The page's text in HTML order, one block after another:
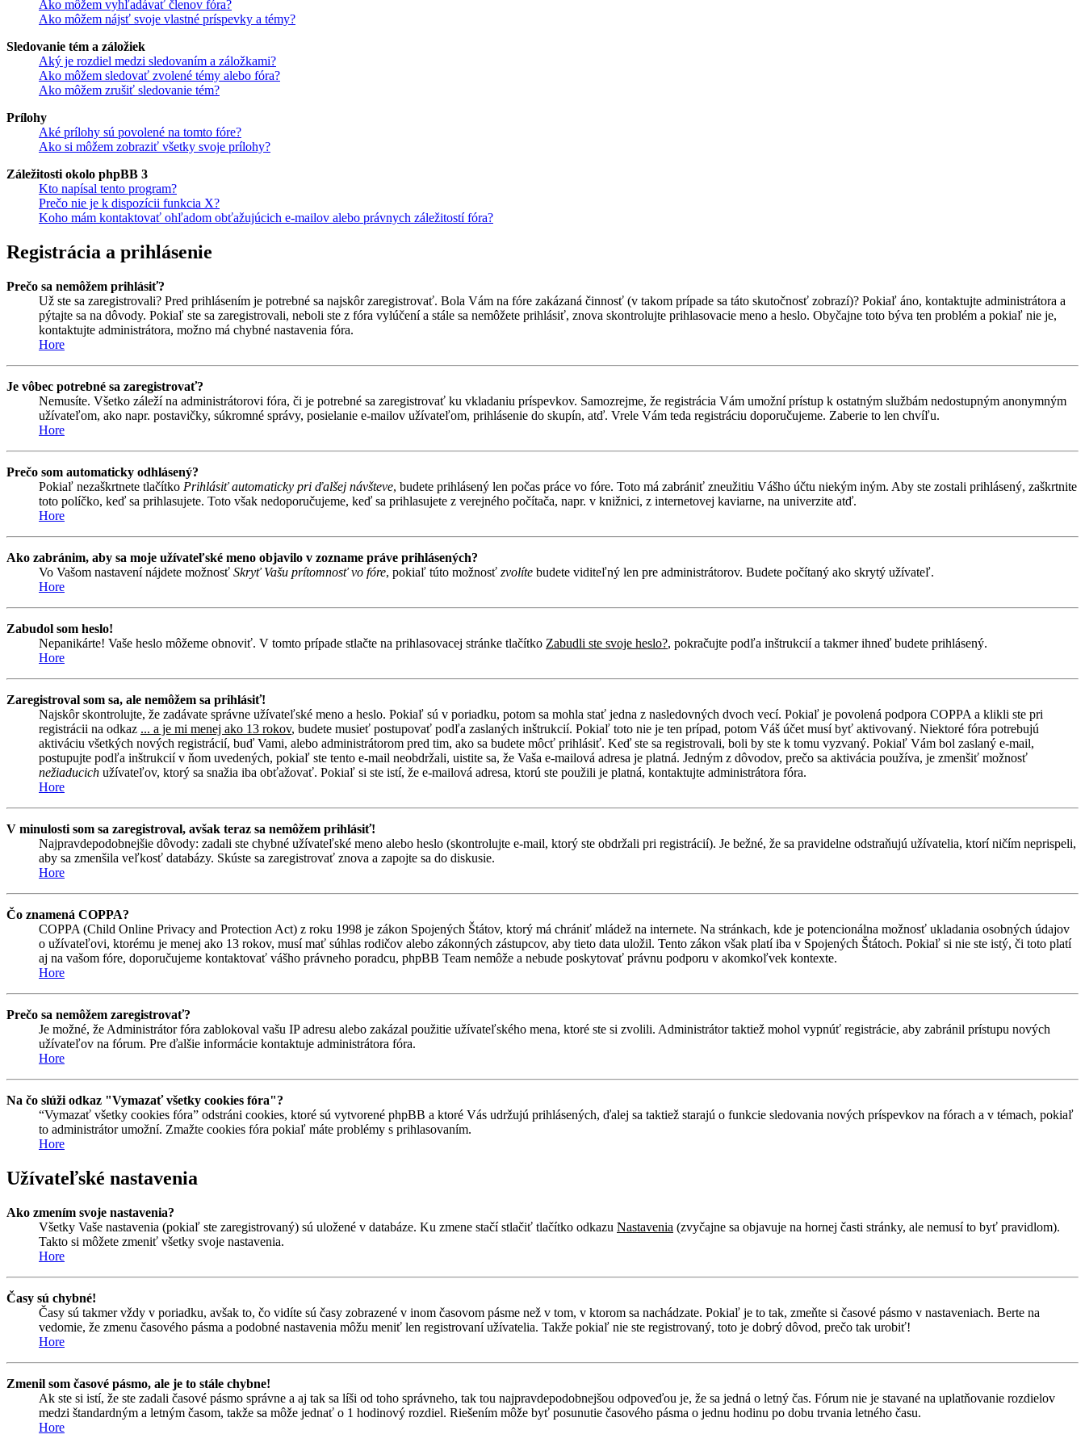
Ako môžem vyhľadávať členov fóra?
Ako môžem nájsť svoje vlastné príspevky a témy?
Sledovanie tém a záložiek
Aký je rozdiel medzi sledovaním a záložkami?
Ako môžem sledovať zvolené témy alebo fóra?
Ako môžem zrušiť sledovanie tém?
Prílohy
Aké prílohy sú povolené na tomto fóre?
Ako si môžem zobraziť všetky svoje prílohy?
Záležitosti okolo phpBB 3
Kto napísal tento program?
Prečo nie je k dispozícii funkcia X?
Koho mám kontaktovať ohľadom obťažujúcich e-mailov alebo právnych záležitostí fóra?
Registrácia a prihlásenie
Prečo sa nemôžem prihlásiť?
Už ste sa zaregistrovali? Pred prihlásením je potrebné sa najskôr zaregistrovať. Bola Vám na fóre zakázaná činnosť (v takom prípade sa táto skutočnosť zobrazí)? Pokiaľ áno, kontaktujte administrátora a
pýtajte sa na dôvody. Pokiaľ ste sa zaregistrovali, neboli ste z fóra vylúčení a stále sa nemôžete prihlásiť, znova skontrolujte prihlasovacie meno a heslo. Obyčajne toto býva ten problém a pokiaľ nie je,
kontaktujte administrátora, možno má chybné nastavenia fóra.
Hore
Je vôbec potrebné sa zaregistrovať?
Nemusíte. Všetko záleží na administrátorovi fóra, či je potrebné sa zaregistrovať ku vkladaniu príspevkov. Samozrejme, že registrácia Vám umožní prístup k ostatným službám nedostupným anonymným
užívateľom, ako napr. postavičky, súkromné správy, posielanie e-mailov užívateľom, prihlásenie do skupín, atď. Vrele Vám teda registráciu doporučujeme. Zaberie to len chvíľu.
Hore
Prečo som automaticky odhlásený?
Pokiaľ nezaškrtnete tlačítko Prihlásiť automaticky pri ďalšej návšteve, budete prihlásený len počas práce vo fóre. Toto má zabrániť zneužitiu Vášho účtu niekým iným. Aby ste zostali prihlásený, zaškrtnite
toto políčko, keď sa prihlasujete. Toto však nedoporučujeme, keď sa prihlasujete z verejného počítača, napr. v knižnici, z internetovej kaviarne, na univerzite atď.
Hore
Ako zabránim, aby sa moje užívateľské meno objavilo v zozname práve prihlásených?
Vo Vašom nastavení nájdete možnosť Skryť Vašu prítomnosť vo fóre, pokiaľ túto možnosť zvolíte budete viditeľný len pre administrátorov. Budete počítaný ako skrytý užívateľ.
Hore
Zabudol som heslo!
Nepanikárte! Vaše heslo môžeme obnoviť. V tomto prípade stlačte na prihlasovacej stránke tlačítko Zabudli ste svoje heslo?, pokračujte podľa inštrukcií a takmer ihneď budete prihlásený.
Hore
Zaregistroval som sa, ale nemôžem sa prihlásiť!
Najskôr skontrolujte, že zadávate správne užívateľské meno a heslo. Pokiaľ sú v poriadku, potom sa mohla stať jedna z nasledovných dvoch vecí. Pokiaľ je povolená podpora COPPA a klikli ste pri
registrácii na odkaz ... a je mi menej ako 13 rokov, budete musieť postupovať podľa zaslaných inštrukcií. Pokiaľ toto nie je ten prípad, potom Váš účet musí byť aktivovaný. Niektoré fóra potrebujú
aktiváciu všetkých nových registrácií, buď Vami, alebo administrátorom pred tim, ako sa budete môcť prihlásiť. Keď ste sa registrovali, boli by ste k tomu vyzvaný. Pokiaľ Vám bol zaslaný e-mail,
postupujte podľa inštrukcií v ňom uvedených, pokiaľ ste tento e-mail neobdržali, uistite sa, že Vaša e-mailová adresa je platná. Jedným z dôvodov, prečo sa aktivácia používa, je zmenšiť možnosť
nežiaducich užívateľov, ktorý sa snažia iba obťažovať. Pokiaľ si ste istí, že e-mailová adresa, ktorú ste použili je platná, kontaktujte administrátora fóra.
Hore
V minulosti som sa zaregistroval, avšak teraz sa nemôžem prihlásiť!
Najpravdepodobnejšie dôvody: zadali ste chybné užívateľské meno alebo heslo (skontrolujte e-mail, ktorý ste obdržali pri registrácií). Je bežné, že sa pravidelne odstraňujú užívatelia, ktorí ničím neprispeli,
aby sa zmenšila veľkosť databázy. Skúste sa zaregistrovať znova a zapojte sa do diskusie.
Hore
Čo znamená COPPA?
COPPA (Child Online Privacy and Protection Act) z roku 1998 je zákon Spojených Štátov, ktorý má chrániť mládež na internete. Na stránkach, kde je potencionálna možnosť ukladania osobných údajov
o užívateľovi, ktorému je menej ako 13 rokov, musí mať súhlas rodičov alebo zákonných zástupcov, aby tieto data uložil. Tento zákon však platí iba v Spojených Štátoch. Pokiaľ si nie ste istý, či toto platí
aj na vašom fóre, doporučujeme kontaktovať vášho právneho poradcu, phpBB Team nemôže a nebude poskytovať právnu podporu v akomkoľvek kontexte.
Hore
Prečo sa nemôžem zaregistrovať?
Je možné, že Administrátor fóra zablokoval vašu IP adresu alebo zakázal použitie užívateľského mena, ktoré ste si zvolili. Administrátor taktiež mohol vypnúť registrácie, aby zabránil prístupu nových
užívateľov na fórum. Pre ďalšie informácie kontaktuje administrátora fóra.
Hore
Na čo slúži odkaz "Vymazať všetky cookies fóra"?
“Vymazať všetky cookies fóra” odstráni cookies, ktoré sú vytvorené phpBB a ktoré Vás udržujú prihlásených, ďalej sa taktiež starajú o funkcie sledovania nových príspevkov na fórach a v témach, pokiaľ
to administrátor umožní. Zmažte cookies fóra pokiaľ máte problémy s prihlasovaním.
Hore
Užívateľské nastavenia
Ako zmením svoje nastavenia?
Všetky Vaše nastavenia (pokiaľ ste zaregistrovaný) sú uložené v databáze. Ku zmene stačí stlačiť tlačítko odkazu Nastavenia (zvyčajne sa objavuje na hornej časti stránky, ale nemusí to byť pravidlom).
Takto si môžete zmeniť všetky svoje nastavenia.
Hore
Časy sú chybné!
Časy sú takmer vždy v poriadku, avšak to, čo vidíte sú časy zobrazené v inom časovom pásme než v tom, v ktorom sa nachádzate. Pokiaľ je to tak, zmeňte si časové pásmo v nastaveniach. Berte na
vedomie, že zmenu časového pásma a podobné nastavenia môžu meniť len registrovaní užívatelia. Takže pokiaľ nie ste registrovaný, toto je dobrý dôvod, prečo tak urobiť!
Hore
Zmenil som časové pásmo, ale je to stále chybne!
Ak ste si istí, že ste zadali časové pásmo správne a aj tak sa líši od toho správneho, tak tou najpravdepodobnejšou odpoveďou je, že sa jedná o letný čas. Fórum nie je stavané na uplatňovanie rozdielov
medzi štandardným a letným časom, takže sa môže jednať o 1 hodinový rozdiel. Riešením môže byť posunutie časového pásma o jednu hodinu po dobu trvania letného času.
Hore